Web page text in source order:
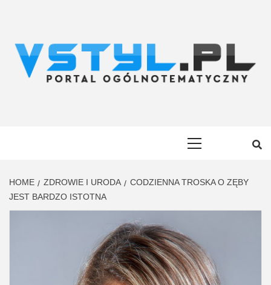
HOME ZDROWIE I URODA
CODZIENNA TROSKA O ZĘBY
JEST BARDZO ISTOTNA